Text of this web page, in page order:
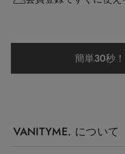
簡単30秒
VANITYME. について